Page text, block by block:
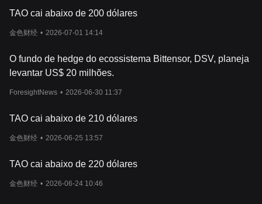
TAO cai abaixo de 200 dólares
金色财经 • 2026-07-01 14:14
O fundo de hedge do ecossistema Bittensor, DSV, planeja
levantar US$ 20 milhões.
ForesightNews • 2026-06-30 11:37
TAO cai abaixo de 210 dólares
金色财经 • 2026-06-25 13:57
TAO cai abaixo de 220 dólares
金色财经 • 2026-06-24 10:46